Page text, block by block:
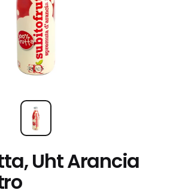
Uht Arancia